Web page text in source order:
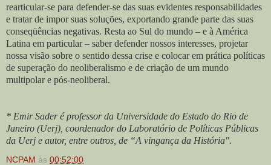
rearticular-se para defender-se das suas evidentes responsabilidades
e tratar de impor suas soluções, exportando grande parte das suas
conseqüências negativas. Resta ao Sul do mundo – e à América
Latina em particular – saber defender nossos interesses, projetar
nossa visão sobre o sentido dessa crise e colocar em prática políticas
de superação do neoliberalismo e de criação de um mundo
multipolar e pós-neoliberal.
* Emir Sader é professor da Universidade do Estado do Rio de
Janeiro (Uerj), coordenador do Laboratório de Políticas Públicas
da Uerj e autor, entre outros, de “A vingança da História".
NCPAM às 00:52:00